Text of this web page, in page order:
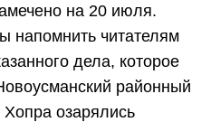
на 20 июля.
напомнить читателям
дела, которое
районный
Хопра озарялись